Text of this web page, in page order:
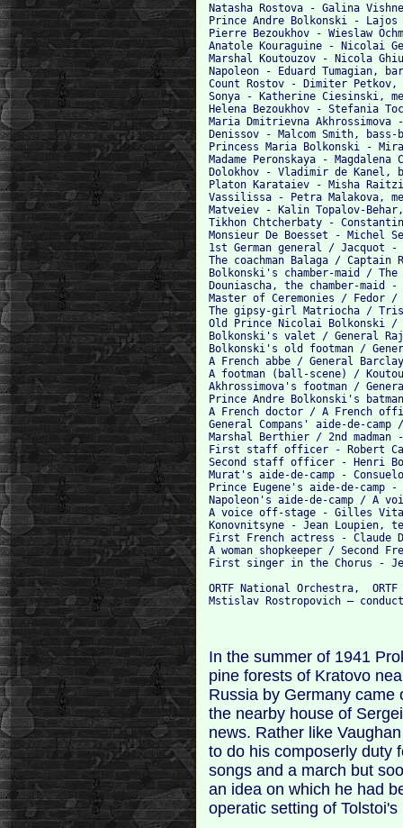
Natasha Rostova - Galina
Prince Andre Bolkonski -
Pierre Bezoukhov - Wieslaw
Anatole Kouraguine - Nicolai
Marshal Koutouzov - Nicola
Napoleon - Eduard Tumagian,
Count Rostov - Dimiter Petkov,
Sonya - Katherine Ciesinski,
Helena Bezoukhov - Stefania
Maria Dmitrievna Akhrossimova
Denissov - Malcom Smith, bass-
Princess Maria Bolkonski -
Madame Peronskaya -
Dolokhov - Vladimir de Kanel,
Platon Karataiev - Misha
Vassilissa - Petra Malakova,
Matveiev - Kalin Topalov-
Tikhon Chtcherbaty -
Monsieur De Boesset - Michel
1st German general / Jacquot
The coachman Balaga / Captain
Bolkonski's chamber-maid /
Douniascha, the chamber-maid
Master of Ceremonies / Fedor
The gipsy-girl Matriocha /
Old Prince Nicolai Bolkonski /
Bolkonski's valet / General
Bolkonski's old footman /
A French abbe / General
A footman (ball-scene) /
Akhrossimova's footman /
Prince Andre Bolkonski's
A French doctor / A French
General Compans' aide-de-
Marshal Berthier / 2nd
First staff officer - Robert
Second staff officer - Henri
Murat's aide-de-camp -
Prince Eugene's aide-de-camp
Napoleon's aide-de-camp / A
A voice off-stage - Gilles
Konovnitsyne - Jean Loupien,
First French actress - Claude
A woman shopkeeper / Second
First singer in the Chorus -
ORTF National Orchestra,  ORTF
In the summer of 1941
pine forests of Kratovo
Russia by Germany came
the nearby house of
news. Rather like
to do his composerly duty
songs and a march but
an idea on which he had
operatic setting of Tolstoi's